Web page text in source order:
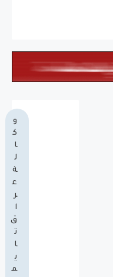
و
ك
ا
ل
ة
ع
ر
ا
ق
ت
ا
ي
م